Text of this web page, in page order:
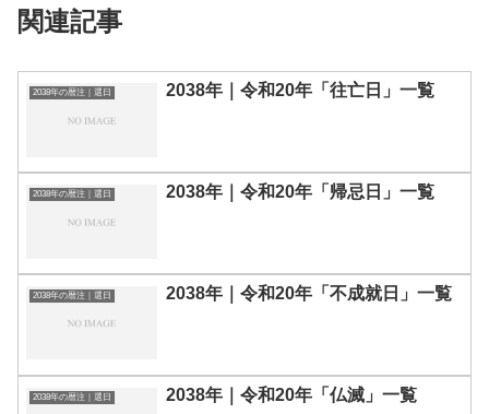
関連記事
2038年の暦注｜選日 2038年｜令和20年「往亡日」一覧
2038年の暦注｜選日 2038年｜令和20年「帰忌日」一覧
2038年の暦注｜選日 2038年｜令和20年「不成就日」一覧
2038年の暦注｜選日 2038年｜令和20年「仏滅」一覧